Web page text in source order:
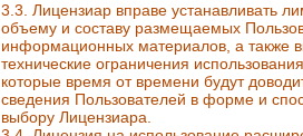
3.3. Лицензиар вправе устанавливать
объему и составу размещаемых
информационных материалов, а также
технические ограничения
которые время от времени будут
сведения Пользователей в форме и
выбору Лицензиара.